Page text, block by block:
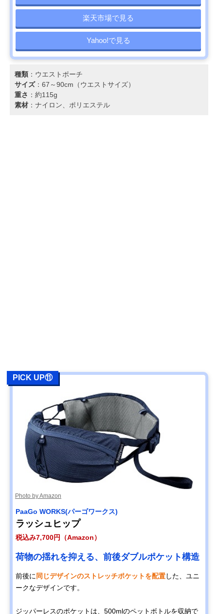
楽天市場で見る
Yahoo!で見る
種類 ：ウエストポーチ
サイズ：67～90cm（ウエストサイズ）
重さ ：約115g
素材 ：ナイロン、ポリエステル
PICK UP⑪
Photo by Amazon
PaaGo WORKS(パーゴワークス)
ラッシュヒップ
税込み7,700円（Amazon）
荷物の揺れを抑える、前後ダブルポケット構造
前後に同じデザインのストレッチポケットを配置した、ユニ
ークなデザインです。
ジッパーレスのポケットは、500mlのペットボトルを収納で